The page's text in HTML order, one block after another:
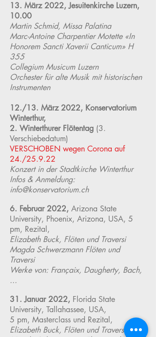
13. März 2022, Jesuitenkirche Luzern,
10.00
Martin Schmid, Missa Palatina
Marc-Antoine Charpentier Motette «In
Honorem Sancti Xaverii Canticum» H
355
Collegium Musicum Luzern
Orchester für alte Musik mit historischen
Instrumenten
12./13. März 2022, Konservatorium
Winterthur,
2. Winterthurer Flötentag (3.
Verschiebedatum)
VERSCHOBEN wegen Corona auf
24./25.9.22
Konzert in der Stadtkirche Winterthur
Infos & Anmeldung:
info@konservatorium.ch
6. Februar 2022, Arizona State
University, Phoenix, Arizona, USA, 5
pm, Rezital,
Elizabeth Buck, Flöten und Traversi
Magda Schwerzmann Flöten und
Traversi
Werke von: Françaix, Daugherty, Bach,
...
31. Januar 2022, Florida State
University, Tallahassee, USA,
5 pm, Masterclass und Rezital,
Elizabeth Buck, Flöten und Traversi